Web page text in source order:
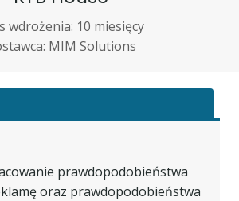
wdrożenia: 10 miesięcy
MIM Solutions
prawdopodobieństwa
oraz prawdopodobieństwa